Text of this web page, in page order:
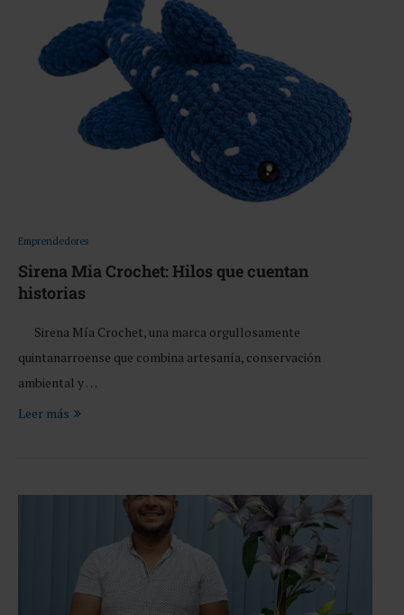
Emprendedores
Sirena Mia Crochet: Hilos que cuentan
historias
Sirena Mía Crochet, una marca orgullosamente
quintanarroense que combina artesanía, conservación
ambiental y …
Leer más